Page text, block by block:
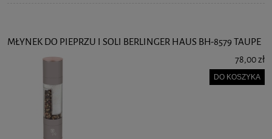
MŁYNEK DO PIEPRZU I SOLI BERLINGER HAUS BH-8579 TAUPE
78,00 zł
DO KOSZYKA